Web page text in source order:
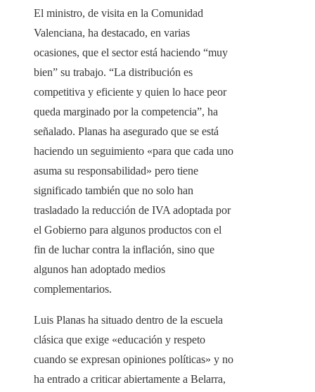
El ministro, de visita en la Comunidad
Valenciana, ha destacado, en varias
ocasiones, que el sector está haciendo “muy
bien” su trabajo. “La distribución es
competitiva y eficiente y quien lo hace peor
queda marginado por la competencia”, ha
señalado. Planas ha asegurado que se está
haciendo un seguimiento «para que cada uno
asuma su responsabilidad» pero tiene
significado también que no solo han
trasladado la reducción de IVA adoptada por
el Gobierno para algunos productos con el
fin de luchar contra la inflación, sino que
algunos han adoptado medios
complementarios.
Luis Planas ha situado dentro de la escuela
clásica que exige «educación y respeto
cuando se expresan opiniones políticas» y no
ha entrado a criticar abiertamente a Belarra,